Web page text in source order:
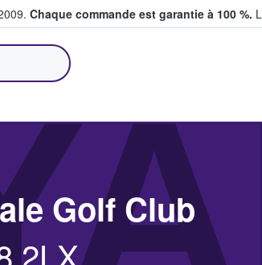
Chaque commande est garantie à 100 %.
billets
Golf Club
2LX